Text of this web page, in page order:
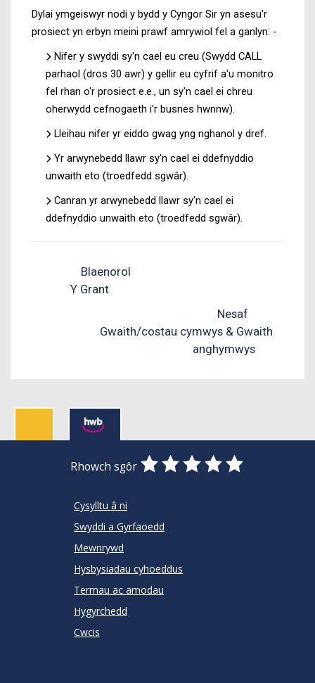
Dylai ymgeiswyr nodi y bydd y Cyngor Sir yn asesu'r
prosiect yn erbyn meini prawf amrywiol fel a ganlyn: -
Nifer y swyddi sy'n cael eu creu (Swydd CALL
parhaol (dros 30 awr) y gellir eu cyfrif a'u monitro
fel rhan o'r prosiect e.e., un sy'n cael ei chreu
oherwydd cefnogaeth i'r busnes hwnnw).
Lleihau nifer yr eiddo gwag yng nghanol y dref.
Yr arwynebedd llawr sy'n cael ei ddefnyddio
unwaith eto (troedfedd sgwâr).
Canran yr arwynebedd llawr sy'n cael ei
ddefnyddio unwaith eto (troedfedd sgwâr).
Blaenorol
Y Grant
Nesaf
Gwaith/costau cymwys & Gwaith
anghymwys
Rhowch sgôr
0
Stars
1
Star
2
Stars
3
Stars
4
Stars
5
Stars
Cysylltu â ni
Swyddi a Gyrfaoedd
Mewnrywd
Hysbysiadau cyhoeddus
Termau ac amodau
Hygyrchedd
Cwcis